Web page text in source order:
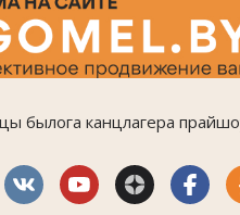
былога канцлагера